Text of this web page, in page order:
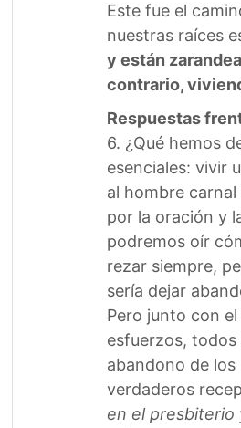
Este fue el
nuestras raíces
y están
contrario,
Respuestas
6. ¿Qué hemos
esenciales: vivir
al hombre carnal
por la oración y
podremos oír
rezar siempre,
sería dejar
Pero junto con
esfuerzos,
abandono de
verdaderos
en el presbiterio